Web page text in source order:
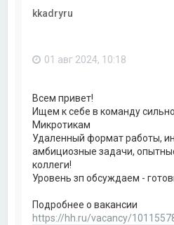
kkadryru
01 авг 2024, 10:18
Всем привет!
Ищем к себе в команду
Микротикам
Удаленный формат работы,
амбициозные задачи,
коллеги!
Уровень зп обсуждаем -
Подробнее о вакансии
https://hh.ru/vacancy/